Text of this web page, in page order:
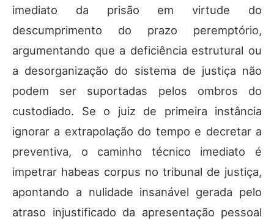
imediato da prisão em virtude do
descumprimento do prazo peremptório,
argumentando que a deficiência estrutural ou
a desorganização do sistema de justiça não
podem ser suportadas pelos ombros do
custodiado. Se o juiz de primeira instância
ignorar a extrapolação do tempo e decretar a
preventiva, o caminho técnico imediato é
impetrar habeas corpus no tribunal de justiça,
apontando a nulidade insanável gerada pelo
atraso injustificado da apresentação pessoal